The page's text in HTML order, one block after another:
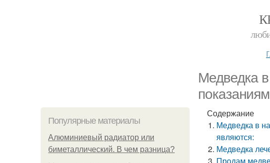
Медведка
Популярные материалы
Алюминиевый радиатор или
биметаллический. В чем разница?
Содержание
Медведка в
являются:
Медведка